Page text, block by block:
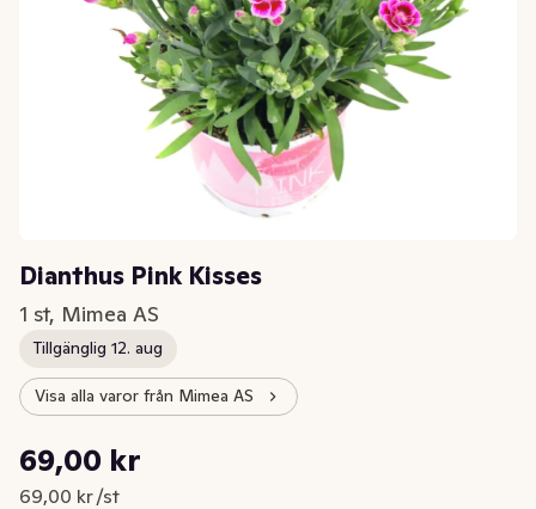
Dianthus Pink Kisses
1 st, Mimea AS
Tillgänglig 12. aug
Visa alla varor från Mimea AS
Nuvarande pris är: 69,00 kr
69,00 kr
69,00 kr /st
Styckpris: 69,00 kr /st